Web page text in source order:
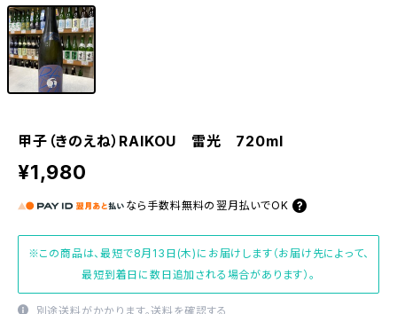
甲子（きのえね）RAIKOU 雷光 720ml
¥1,980
なら 手数料無料の 翌月払いでOK
※この商品は、最短で8月13日(木)にお届けします（お届け先によって、
最短到着日に数日追加される場合があります）。
別途送料がかかります。送料を確認する